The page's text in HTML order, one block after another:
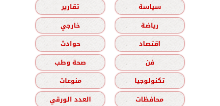
سياسة
تقارير
رياضة
خارجي
اقتصاد
حوادث
فن
صحة وطب
تكنولوجيا
منوعات
محافظات
العدد الورقي